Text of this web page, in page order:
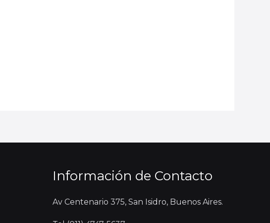
Información de Contacto
Av Centenario 375, San Isidro, Buenos Aires.